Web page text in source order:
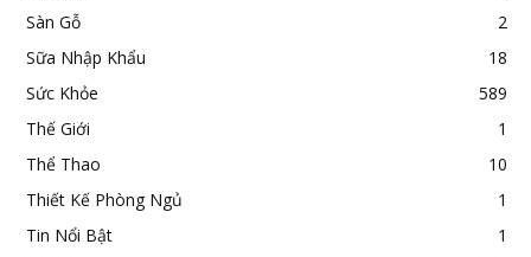
Sàn Gỗ
2
Sữa Nhập Khẩu
18
Sức Khỏe
589
Thế Giới
1
Thể Thao
10
Thiết Kế Phòng Ngủ
1
Tin Nổi Bật
1